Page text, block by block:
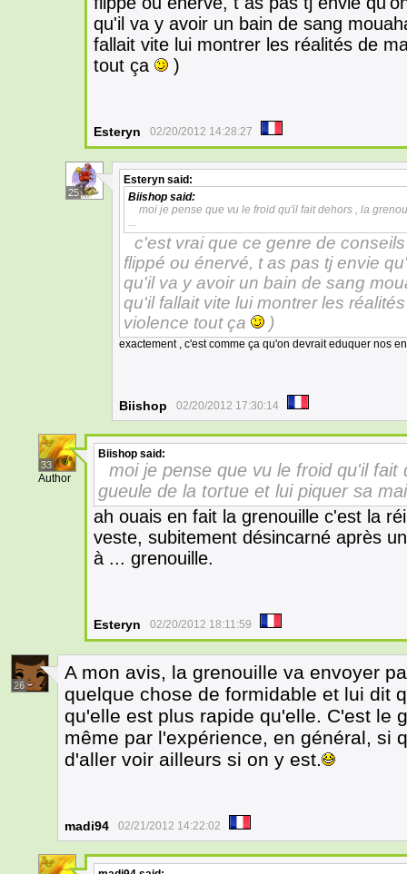
qu'il va y avoir un bain de sang
fallait vite lui montrer les réalités de
tout ça
)
Esteryn 02/20/2012 14:28:27
25
Esteryn said:
Biishop said:
moi je pense que vu le froid qu'il fait dehors , la
...
c'est vrai que ce genre de
flippé ou énervé, t as pas tj envie
qu'il va y avoir un bain de sang
qu'il fallait vite lui montrer les
violence tout ça
)
exactement , c'est comme ça qu'on devrait eduquer nos
Biishop 02/20/2012 17:30:14
33
Author
Biishop said:
moi je pense que vu le froid qu'il
gueule de la tortue et lui piquer sa
ah ouais en fait la grenouille c'est la
veste, subitement désincarné après
à ... grenouille.
Esteryn 02/20/2012 18:11:59
26
A mon avis, la grenouille va envoyer
quelque chose de formidable et lui dit
qu'elle est plus rapide qu'elle. C'est le
même par l'expérience, en général, si
d'aller voir ailleurs si on y est.
madi94 02/21/2012 14:22:02